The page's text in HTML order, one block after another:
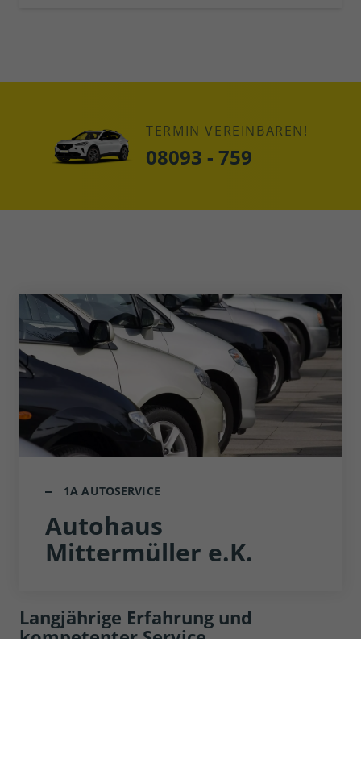
TERMIN VEREINBAREN!
08093 - 759
1A AUTOSERVICE
Autohaus
Mittermüller e.K.
Langjährige Erfahrung und
kompetenter Service.